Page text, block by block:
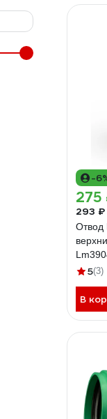
-
275
293 ₽
Отвод
5(3)
В